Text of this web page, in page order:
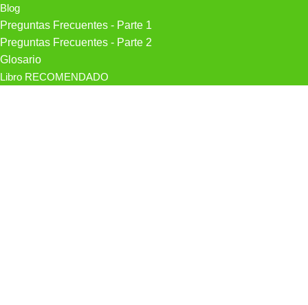
Blog
Preguntas Frecuentes - Parte 1
Preguntas Frecuentes - Parte 2
Glosario
Libro RECOMENDADO